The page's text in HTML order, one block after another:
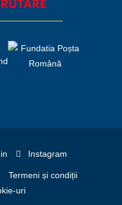
Instagram
Termeni și condiții
uri